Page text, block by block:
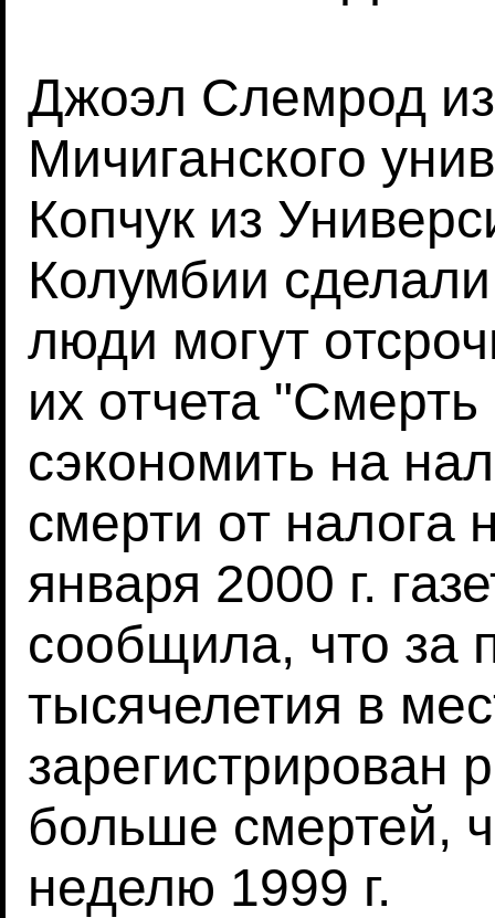
Джоэл Слемрод
Мичиганского
Копчук из
Колумбии
люди могут
их отчета "Смерть
сэкономить на
смерти от налога
января 2000 г.
сообщила, что за
тысячелетия в
зарегистрирован
больше смертей,
неделю 1999 г.